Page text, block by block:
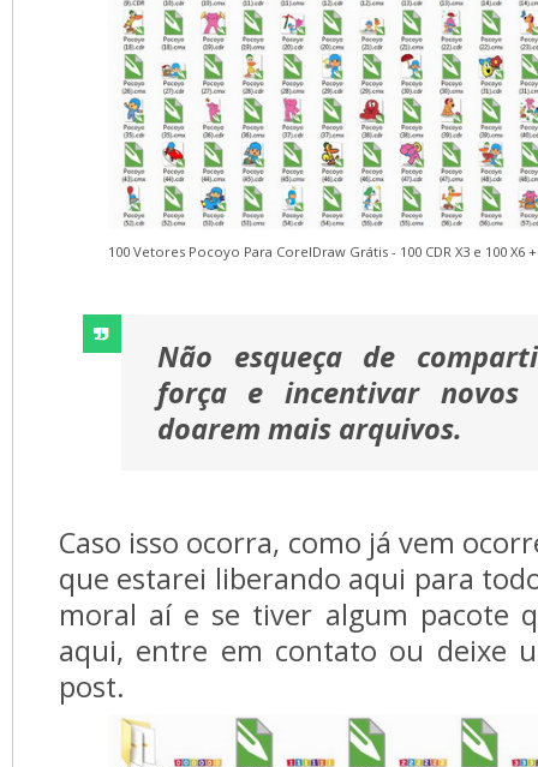
100 Vetores Pocoyo Para CorelDraw Grátis - 100 CDR X3 e 100 X6
Não esqueça de
força e incentivar
doarem mais arquivos.
Caso isso ocorra, como já vem
que estarei liberando aqui para
moral aí e se tiver algum pacote
aqui, entre em contato ou deixe
post.